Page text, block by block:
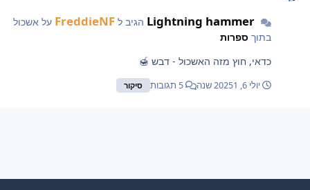
Lightning hammer הגיב ל FreddieNF על אשכול
בתוך ספרות
כדאי, חוץ מזה האשכול - דבש 🍯
יולי 6, 2025 1 שנה סיקור